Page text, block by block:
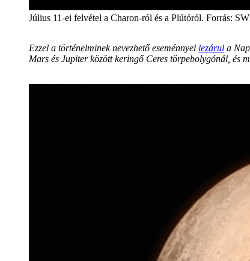
Július 11-ei felvétel a Charon-ról és a Plútóról. Forrás:
Ezzel a történelminek nevezhető eseménnyel lezárul a
Mars és Jupiter között keringő Ceres törpebolygónál, és